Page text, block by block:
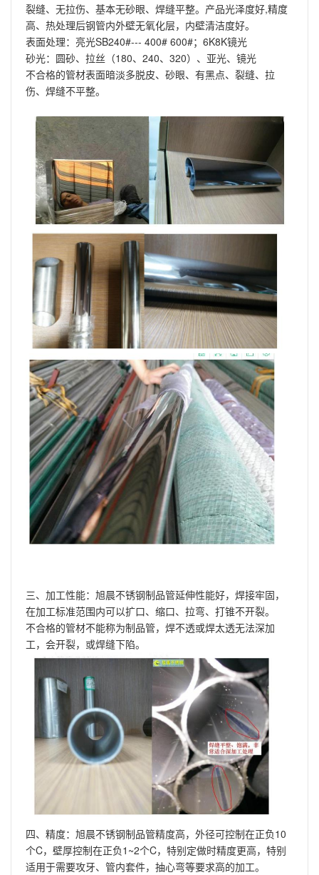
裂缝、无拉伤、基本无砂眼、焊缝平整。产品光泽度好,精度
高、热处理后钢管内外壁无氧化层，内壁清洁度好。
表面处理：亮光SB240#--- 400# 600#；6K8K镜光
砂光：圆砂、拉丝（180、240、320）、亚光、镜光
不合格的管材表面暗淡多脱皮、砂眼、有黑点、裂缝、拉
伤、焊缝不平整。
三、加工性能：旭晨不锈钢制品管延伸性能好，焊接牢固，
在加工标准范围内可以扩口、缩口、拉弯、打锥不开裂。
不合格的管材不能称为制品管，焊不透或焊太透无法深加
工，会开裂，或焊缝下陷。
四、精度：旭晨不锈钢制品管精度高，外径可控制在正负10
个C，壁厚控制在正负1~2个C，特别定做时精度更高，特别
适用于需要攻牙、管内套件，抽心弯等要求高的加工。